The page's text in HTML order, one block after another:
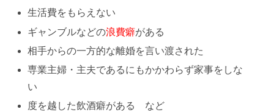
生活費をもらえない
ギャンブルなどの浪費癖がある
相手からの一方的な離婚を言い渡された
専業主婦・主夫であるにもかかわらず家事をしな
い
度を越した飲酒癖がある など